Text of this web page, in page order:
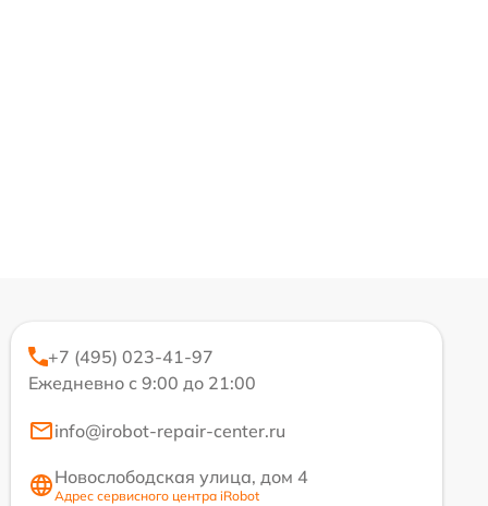
+7 (495) 023-41-97
Ежедневно с 9:00 до 21:00
info@irobot-repair-center.ru
Новослободская улица, дом 4
Адрес сервисного центра iRobot